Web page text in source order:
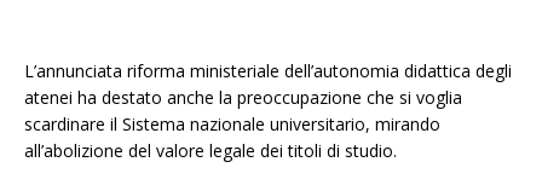
L’annunciata riforma ministeriale dell’autonomia didattica degli
atenei ha destato anche la preoccupazione che si voglia
scardinare il Sistema nazionale universitario, mirando
all’abolizione del valore legale dei titoli di studio.